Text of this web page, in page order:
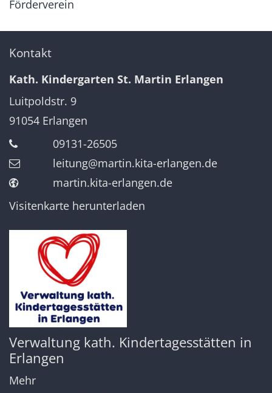
Förderverein
Kontakt
Kath. Kindergarten St. Martin Erlangen
Luitpoldstr. 9
91054 Erlangen
09131-26505
leitung@martin.kita-erlangen.de
martin.kita-erlangen.de
Visitenkarte herunterladen
Verwaltung kath. Kindertagesstätten in
Erlangen
Mehr